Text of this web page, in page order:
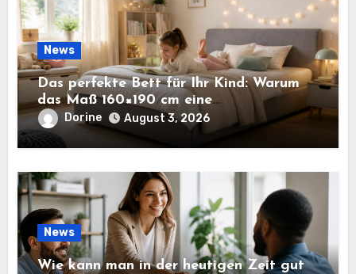
News
Das perfekte Bett für Ihr Kind: Warum
das Maß 160×190 cm eine
ausgezeichnete Wahl ist
Dorine August 3, 2026
News
Wie kann man in der heutigen Zeit gut